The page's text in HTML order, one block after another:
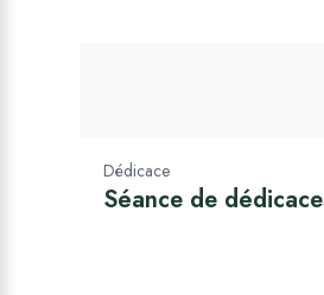
Dédicace
Séance de